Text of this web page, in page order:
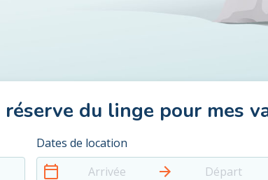
réserve du linge pour mes
Dates de location
Arrivée
Départ